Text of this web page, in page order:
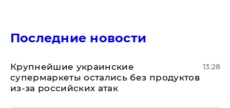
Последние новости
Крупнейшие украинские
супермаркеты остались без продуктов
из-за российских атак
13:28